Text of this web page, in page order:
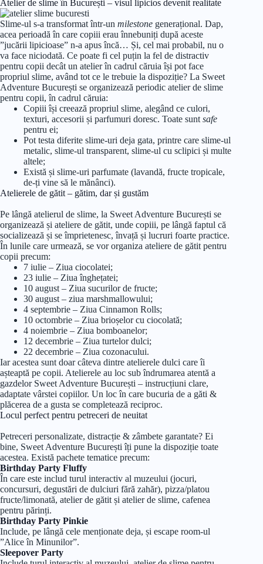
Atelier de slime în București – visul lipicios devenit realitate
Slime-ul s-a transformat într-un milestone generațional. Dap,
acea perioadă în care copiii erau înnebuniți după aceste
”jucării lipicioase” n-a apus încă… Și, cel mai probabil, nu o
va face niciodată. Ce poate fi cel puțin la fel de distractiv
pentru copii decât un atelier în cadrul căruia își pot face
propriul slime, având tot ce le trebuie la dispoziție? La Sweet
Adventure București se organizează periodic atelier de slime
pentru copii, în cadrul căruia:
Copiii își creează propriul slime, alegând ce culori,
texturi, accesorii și parfumuri doresc. Toate sunt safe
pentru ei;
Pot testa diferite slime-uri deja gata, printre care slime-ul
metalic, slime-ul transparent, slime-ul cu sclipici și multe
altele;
Există și slime-uri parfumate (lavandă, fructe tropicale,
de-ți vine să le mănânci).
Atelierele de gătit – gătim, dar și gustăm
Pe lângă atelierul de slime, la Sweet Adventure București se
organizează și ateliere de gătit, unde copiii, pe lângă faptul că
socializează și se împrietenesc, învață și lucruri foarte practice.
În lunile care urmează, se vor organiza ateliere de gătit pentru
copii precum:
7 iulie – Ziua ciocolatei;
23 iulie – Ziua înghețatei;
10 august – Ziua sucurilor de fructe;
30 august – ziua marshmallowului;
4 septembrie – Ziua Cinnamon Rolls;
10 octombrie – Ziua brioșelor cu ciocolată;
4 noiembrie – Ziua bomboanelor;
12 decembrie – Ziua turtelor dulci;
22 decembrie – Ziua cozonacului.
Iar acestea sunt doar câteva dintre atelierele dulci care îi
așteaptă pe copii. Atelierele au loc sub îndrumarea atentă a
gazdelor Sweet Adventure București – instrucțiuni clare,
adaptate vârstei copiilor. Un loc în care bucuria de a găti &
plăcerea de a gusta se completează reciproc.
Locul perfect pentru petreceri de neuitat
Petreceri personalizate, distracție & zâmbete garantate? Ei
bine, Sweet Adventure București îți pune la dispoziție toate
acestea. Există pachete tematice precum:
Birthday Party Fluffy
În care este includ turul interactiv al muzeului (jocuri,
concursuri, degustări de dulciuri fără zahăr), pizza/platou
fructe/limonată, atelier de gătit și atelier de slime, cafenea
pentru părinți.
Birthday Party Pinkie
Include, pe lângă cele menționate deja, și escape room-ul
”Alice în Minunilor”.
Sleepover Party